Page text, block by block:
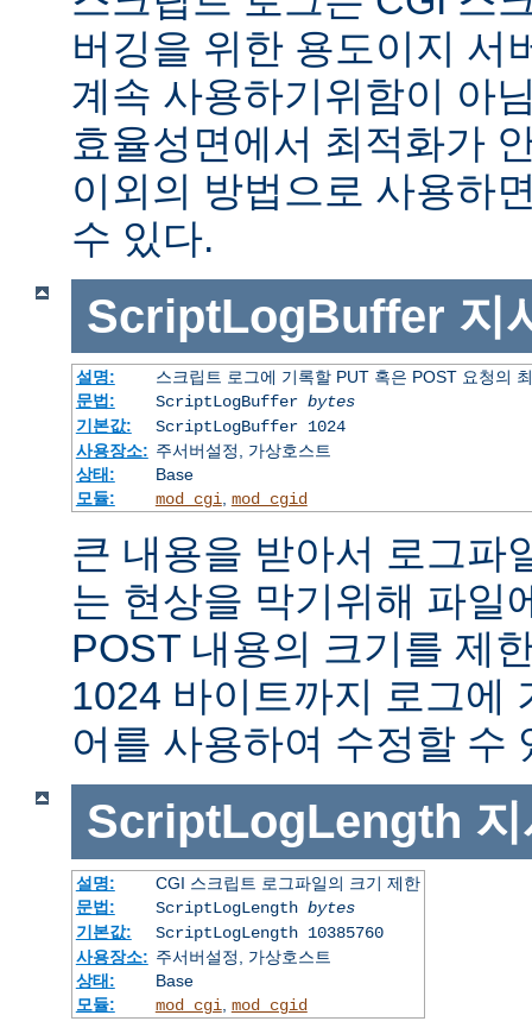
버깅을 위한 용도이지 서
계속 사용하기위함이 아
효율성면에서 최적화가
이외의 방법으로 사용하
수 있다.
ScriptLogBuffer 지
설명:
스크립트 로그에 기록할 PUT 혹은 POST 요청의
문법:
ScriptLogBuffer bytes
기본값:
ScriptLogBuffer 1024
사용장소: 주서버설정, 가상호스트
상태:
Base
모듈:
mod_cgi, mod_cgid
큰 내용을 받아서 로그파
는 현상을 막기위해 파일
POST 내용의 크기를 제
1024 바이트까지 로그에
어를 사용하여 수정할 수
ScriptLogLength
설명:
CGI 스크립트 로그파일의 크기 제한
문법:
ScriptLogLength bytes
기본값:
ScriptLogLength 10385760
사용장소: 주서버설정, 가상호스트
상태:
Base
모듈:
mod_cgi mod_cgid